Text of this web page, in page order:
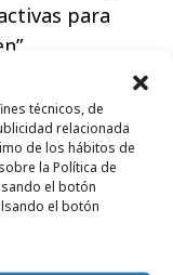
técnicos, de
relacionada
de los hábitos de
la Política de
el botón
el botón
para
a nivel
desde el
por el
necesidades
espacios